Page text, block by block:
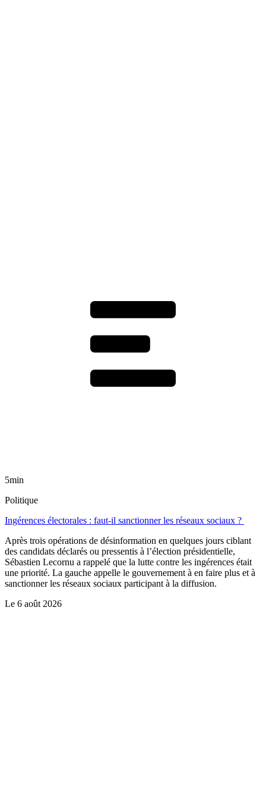
5min
Politique
Ingérences électorales : faut-il sanctionner les réseaux sociaux ?
Après trois opérations de désinformation en quelques jours ciblant
des candidats déclarés ou pressentis à l’élection présidentielle,
Sébastien Lecornu a rappelé que la lutte contre les ingérences était
une priorité. La gauche appelle le gouvernement à en faire plus et à
sanctionner les réseaux sociaux participant à la diffusion.
Le 6 août 2026